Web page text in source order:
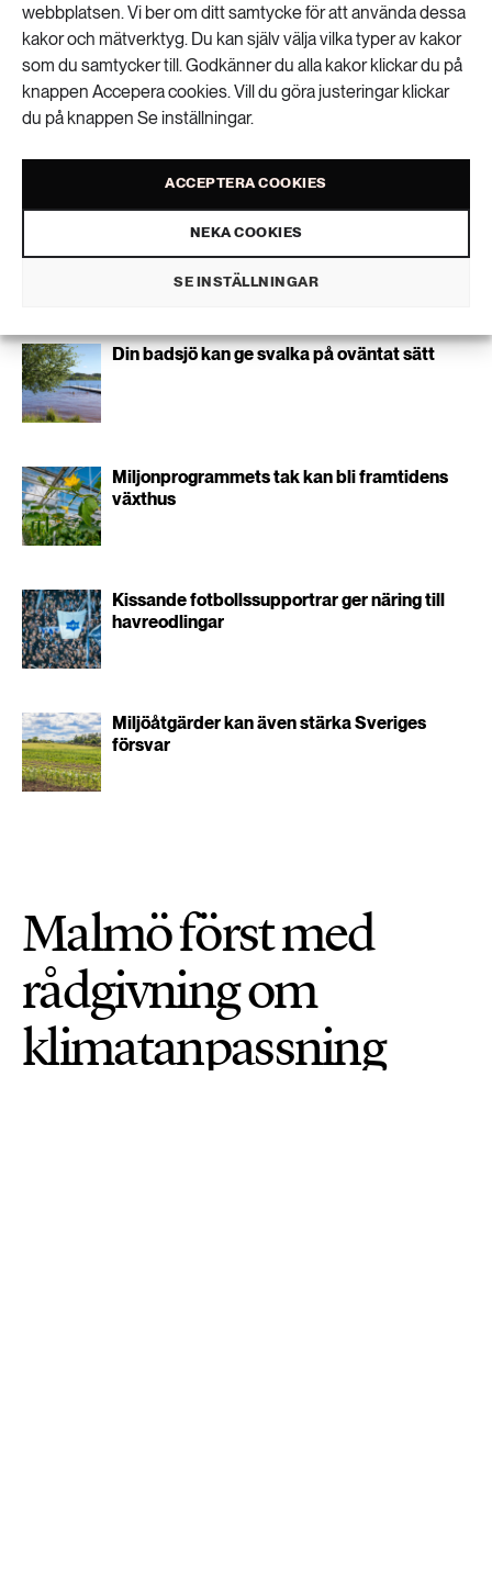
webbplatsen. Vi ber om ditt samtycke för att använda dessa
kakor och mätverktyg. Du kan själv välja vilka typer av kakor
som du samtycker till. Godkänner du alla kakor klickar du på
knappen Accepera cookies. Vill du göra justeringar klickar
du på knappen Se inställningar.
ACCEPTERA COOKIES
NEKA COOKIES
SE INSTÄLLNINGAR
360 ARTIKLAR
Social hållbarhet
189 ARTIKLAR
Transport
Vatten
Få kunskapen, idéerna och de nya lösningarna
för ett hållbart samhälle.
information kopplat till Extrakts verksamhet. Du kan när som helst säga
upp nyhetsbrevet, vilket innebär att du inte längre kommer att få några
Din badsjö kan ge svalka på oväntat sätt
Miljonprogrammets tak kan bli framtidens
växthus
Kissande fotbollssupportrar ger näring till
havreodlingar
Miljöåtgärder kan även stärka Sveriges
försvar
Malmö först med
rådgivning om
klimatanpassning